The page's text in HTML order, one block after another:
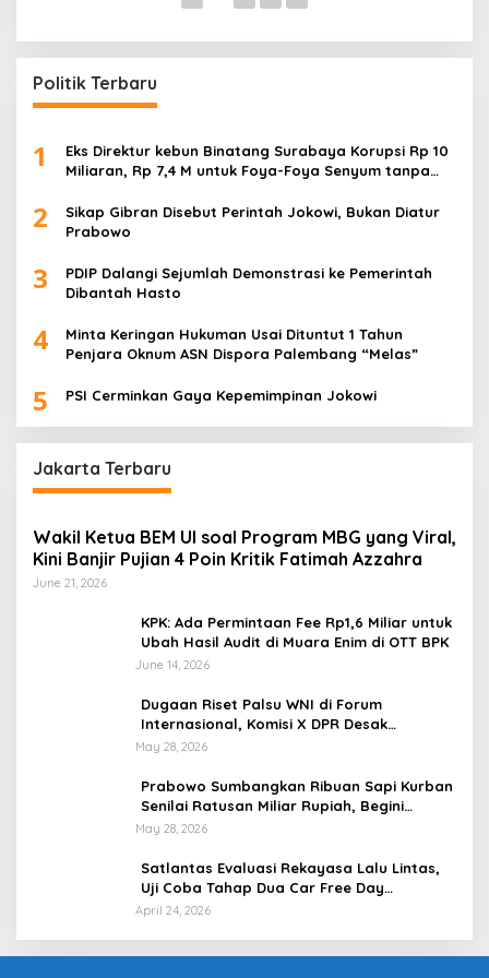
Politik Terbaru
1
Eks Direktur kebun Binatang Surabaya Korupsi Rp 10
Miliaran, Rp 7,4 M untuk Foya-Foya Senyum tanpa
2
Sikap Gibran Disebut Perintah Jokowi, Bukan Diatur
Prabowo
3
PDIP Dalangi Sejumlah Demonstrasi ke Pemerintah
Dibantah Hasto
4
Minta Keringan Hukuman Usai Dituntut 1 Tahun
Penjara Oknum ASN Dispora Palembang “Melas”
5 PSI Cerminkan Gaya Kepemimpinan Jokowi
Jakarta Terbaru
Wakil Ketua BEM UI soal Program MBG yang Viral,
Kini Banjir Pujian 4 Poin Kritik Fatimah Azzahra
June 21, 2026
KPK: Ada Permintaan Fee Rp1,6 Miliar untuk
Ubah Hasil Audit di Muara Enim di OTT BPK
June 14, 2026
Dugaan Riset Palsu WNI di Forum
Internasional, Komisi X DPR Desak
Investigasi dan Penegakan Sanksi Etik
May 28, 2026
Prabowo Sumbangkan Ribuan Sapi Kurban
Senilai Ratusan Miliar Rupiah, Begini
Tanggapan Menkeu Purbaya
May 28, 2026
Satlantas Evaluasi Rekayasa Lalu Lintas,
Uji Coba Tahap Dua Car Free Day
Palembang Diundur
April 24, 2026